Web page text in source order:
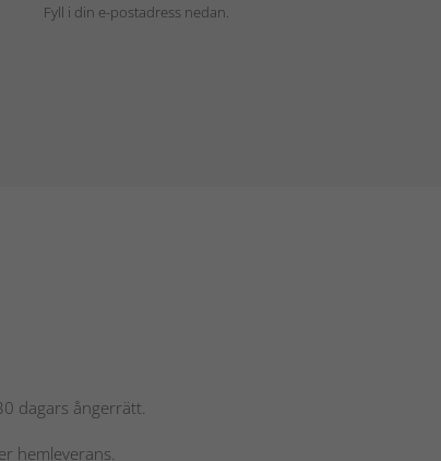
Fyll i din e-postadress nedan.
dagars ångerrätt.
hemleverans.